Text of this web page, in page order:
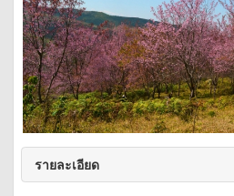
รายละเอียด